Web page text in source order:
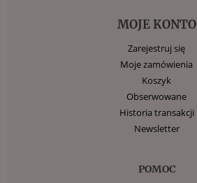
MOJE KONTO
Zarejestruj się
Moje zamówienia
Koszyk
Obserwowane
Historia transakcji
Newsletter
POMOC